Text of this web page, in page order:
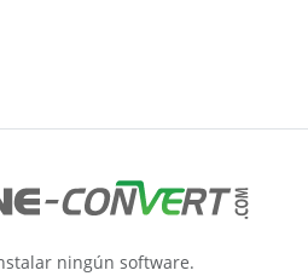
ningún software.